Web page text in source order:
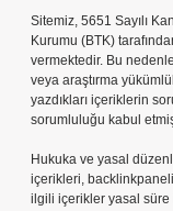
Sitemiz, 5651 Sayılı
Kurumu (BTK)
vermektedir. Bu
veya araştırma
yazdıkları içeriklerin
sorumluluğu kabul etmiş
Hukuka ve yasal
içerikleri,
ilgili içerikler yasal süre